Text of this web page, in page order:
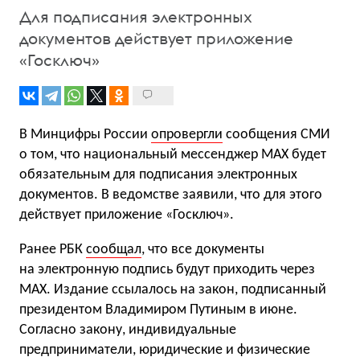
Для подписания электронных
документов действует приложение
«Госключ»
В Минцифры России опровергли сообщения СМИ
о том, что национальный мессенджер MAX будет
обязательным для подписания электронных
документов. В ведомстве заявили, что для этого
действует приложение «Госключ».
Ранее РБК сообщал, что все документы
на электронную подпись будут приходить через
MAX. Издание ссылалось на закон, подписанный
президентом Владимиром Путиным в июне.
Согласно закону, индивидуальные
предприниматели, юридические и физические